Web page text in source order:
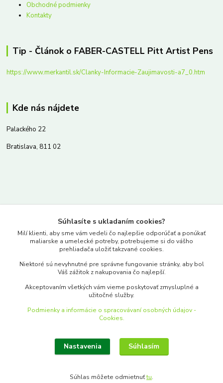
Obchodné podmienky
Kontakty
Tip - Článok o FABER-CASTELL Pitt Artist Pens
https://www.merkantil.sk/Clanky-Informacie-Zaujimavosti-a7_0.htm
Kde nás nájdete
Palackého 22
Bratislava, 811 02
www.merkantil.sk
Pondelok-Piatok: 9.00-17.00hod.
objednavky@merkantil-obchod.sk
Upraviť zber cookies.
Súhlasíte s ukladaním cookies?
Milí klienti, aby sme vám vedeli čo najlepšie odporúčať a ponúkať
maliarske a umelecké potreby, potrebujeme si do vášho
prehliadača uložiť takzvané cookies.
Niektoré sú nevyhnutné pre správne fungovanie stránky, aby bol
Váš zážitok z nakupovania čo najlepší.
Akceptovaním všetkých vám vieme poskytovať zmysluplné a
užitočné služby.
Podmienky a informácie o spracovávaní osobných údajov -
Cookies.
Nastavenia Súhlasím
Súhlas môžete odmietnuťtu.